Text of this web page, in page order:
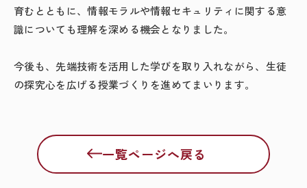
育むとともに、情報モラルや情報セキュリティに関する意
識についても理解を深める機会となりました。
今後も、先端技術を活用した学びを取り入れながら、生徒
の探究心を広げる授業づくりを進めてまいります。
一覧ページへ戻る